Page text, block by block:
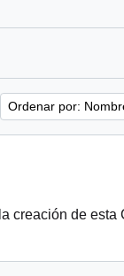
Ordenar por:
creación de esta